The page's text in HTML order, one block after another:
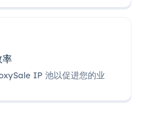
率
IP 池以促进您的业